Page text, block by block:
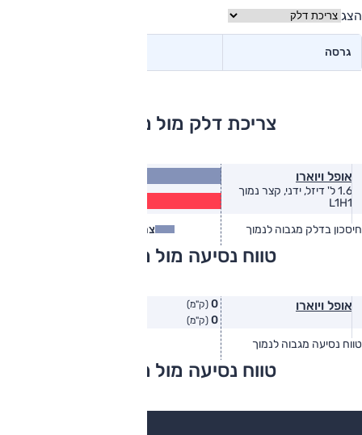
הצג
גרסה
צריכת דלק מול מתחרים
אופל ויוארו
1.6 ל' דיזל, ידני, קצר נמוך
L1H1
חיסכון בדלק מגבוה לנמוך צריכת דלק
טווח נסיעה מול מתחרים
אופל ויוארו 0 (ק"מ)
0 (ק"מ)
טווח נסיעה מגבוה לנמוך
טווח נסיעה מול מתחרים